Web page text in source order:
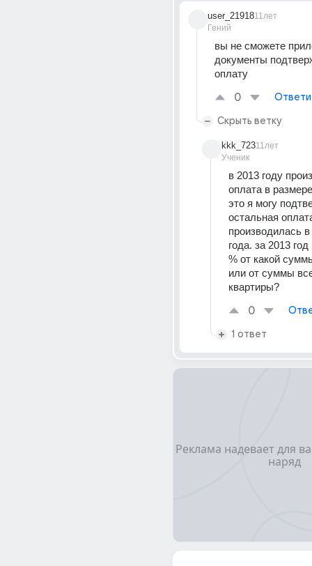
user_21918
Гений
11лет
вы не сможете
документы
оплату
0
Скрыть ветку
kkk_723
Ученик
11лет
в 2013 году
оплата в
это я могу
остальная
производилась
года. за 2013
% от какой
или от суммы
квартиры?
0
1 ответ